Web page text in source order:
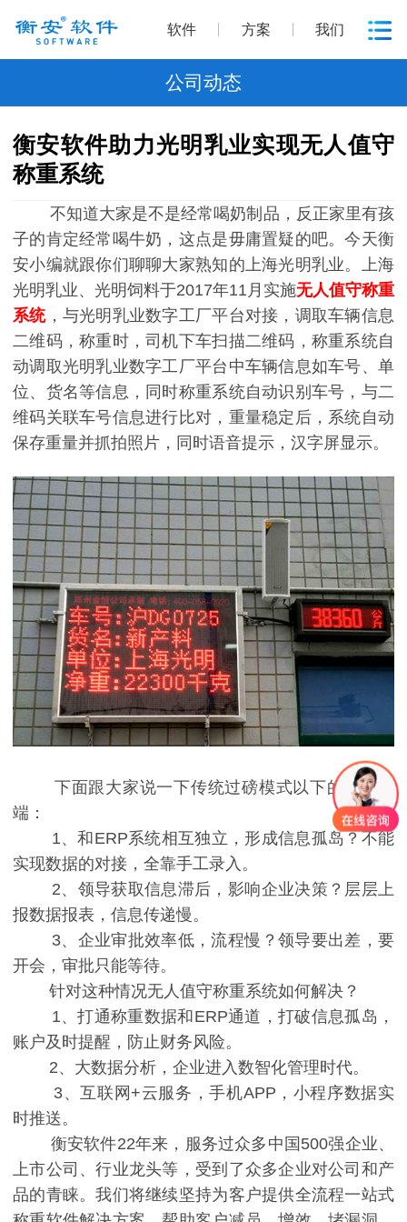
软件 方案 我们
公司动态
衡安软件助力光明乳业实现无人值守
称重系统
不知道大家是不是经常喝奶制品，反正家里有孩
子的肯定经常喝牛奶，这点是毋庸置疑的吧。今天衡
安小编就跟你们聊聊大家熟知的上海光明乳业。上海
光明乳业、光明饲料于2017年11月实施无人值守称重
系统，与光明乳业数字工厂平台对接，调取车辆信息
二维码，称重时，司机下车扫描二维码，称重系统自
动调取光明乳业数字工厂平台中车辆信息如车号、单
位、货名等信息，同时称重系统自动识别车号，与二
维码关联车号信息进行比对，重量稳定后，系统自动
保存重量并抓拍照片，同时语音提示，汉字屏显示。
下面跟大家说一下传统过磅模式以下的几种弊
端：
1、和ERP系统相互独立，形成信息孤岛？不能
实现数据的对接，全靠手工录入。
2、领导获取信息滞后，影响企业决策？层层上
报数据报表，信息传递慢。
3、企业审批效率低，流程慢？领导要出差，要
开会，审批只能等待。
针对这种情况无人值守称重系统如何解决？
1、打通称重数据和ERP通道，打破信息孤岛，
账户及时提醒，防止财务风险。
2、大数据分析，企业进入数智化管理时代。
3、互联网+云服务，手机APP，小程序数据实
时推送。
衡安软件22年来，服务过众多中国500强企业、
上市公司、行业龙头等，受到了众多企业对公司和产
品的青睐。我们将继续坚持为客户提供全流程一站式